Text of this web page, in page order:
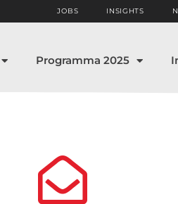
JOBS INSIGHTS
Programma 2025